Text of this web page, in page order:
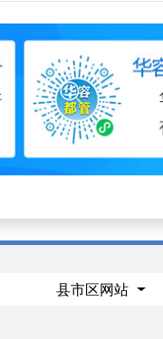
县市区网站